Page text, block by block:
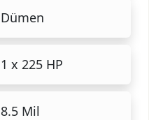
Dümen
1 x 225 HP
8.5 Mil